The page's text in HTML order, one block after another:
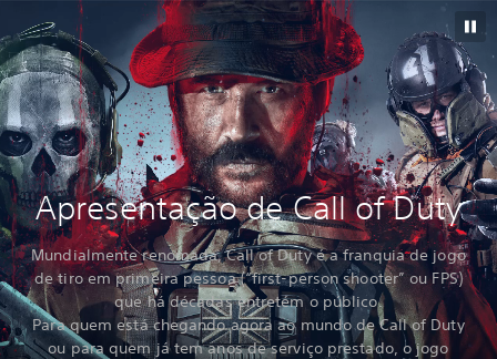
Apresentação de Call of Duty
Mundialmente renomada, Call of Duty é a franquia de jogo
de tiro em primeira pessoa (“first-person shooter” ou FPS)
que há décadas entretém o público.
Para quem está chegando agora ao mundo de Call of Duty
ou para quem já tem anos de serviço prestado, o jogo